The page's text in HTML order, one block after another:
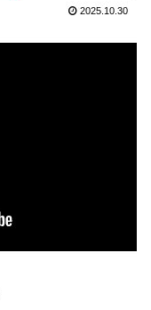
2025.10.30